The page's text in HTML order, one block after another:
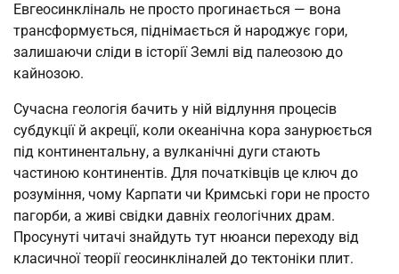
Евгеосинкліналь не просто прогинається — вона
трансформується, піднімається й народжує гори,
залишаючи сліди в історії Землі від палеозою до
кайнозою.
Сучасна геологія бачить у ній відлуння процесів
субдукції й акреції, коли океанічна кора занурюється
під континентальну, а вулканічні дуги стають
частиною континентів. Для початківців це ключ до
розуміння, чому Карпати чи Кримські гори не просто
пагорби, а живі свідки давніх геологічних драм.
Просунуті читачі знайдуть тут нюанси переходу від
класичної теорії геосинкліналей до тектоніки плит.